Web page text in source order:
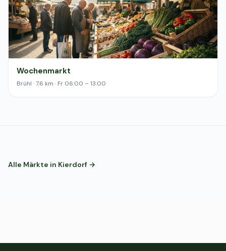
Wochenmarkt
Brühl · 7.6 km · Fr 06:00 – 13:00
Alle Märkte in Kierdorf →